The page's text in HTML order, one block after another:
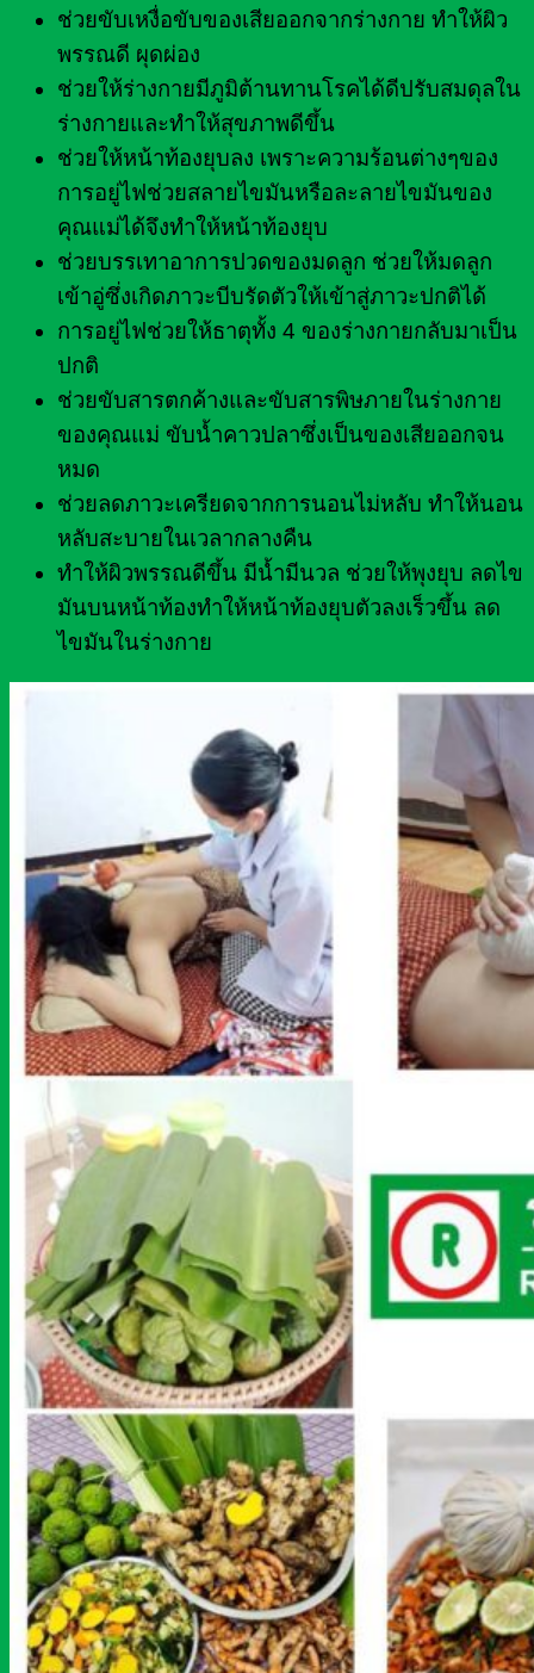
ช่วยขับเหงื่อขับของเสียออกจากร่างกาย ทำให้ผิว
พรรณดี ผุดผ่อง
ช่วยให้ร่างกายมีภูมิต้านทานโรคได้ดีปรับสมดุลใน
ร่างกายและทำให้สุขภาพดีขึ้น
ช่วยให้หน้าท้องยุบลง เพราะความร้อนต่างๆของ
การอยู่ไฟช่วยสลายไขมันหรือละลายไขมันของ
คุณแม่ได้จึงทำให้หน้าท้องยุบ
ช่วยบรรเทาอาการปวดของมดลูก ช่วยให้มดลูก
เข้าอู่ซึ่งเกิดภาวะบีบรัดตัวให้เข้าสู่ภาวะปกติได้
การอยู่ไฟช่วยให้ธาตุทั้ง 4 ของร่างกายกลับมาเป็น
ปกติ
ช่วยขับสารตกค้างและขับสารพิษภายในร่างกาย
ของคุณแม่ ขับน้ำคาวปลาซึ่งเป็นของเสียออกจน
หมด
ช่วยลดภาวะเครียดจากการนอนไม่หลับ ทำให้นอน
หลับสะบายในเวลากลางคืน
ทำให้ผิวพรรณดีขึ้น มีน้ำมีนวล ช่วยให้พุงยุบ ลดไข
มันบนหน้าท้องทำให้หน้าท้องยุบตัวลงเร็วขึ้น ลด
ไขมันในร่างกาย